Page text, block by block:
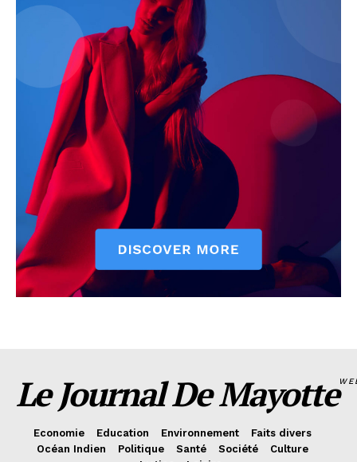
Le Journal De Mayotte
Economie Education Environnement
Faits divers
Océan Indien
Politique Santé Société
Culture